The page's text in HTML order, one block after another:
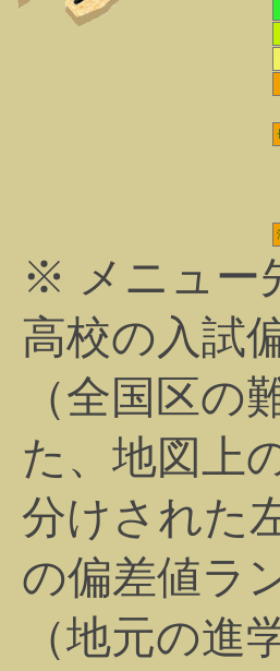
※ メニュー
高校の入試
（全国区
た、地図上
分けされた
の偏差値ラ
（地元の